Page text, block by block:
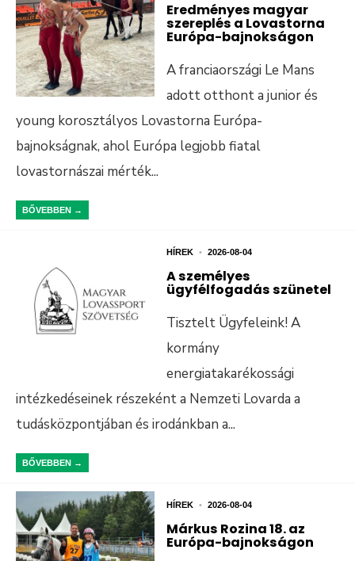
Eredményes magyar
szereplés a Lovastorna
Európa-bajnokságon
A franciaországi Le Mans
adott otthont a junior és
young korosztályos Lovastorna Európa-
bajnokságnak, ahol Európa legjobb fiatal
lovastornászai mérték...
BŐVEBBEN →
HÍREK • 2026-08-04
A személyes
ügyfélfogadás szünetel
Tisztelt Ügyfeleink! A
kormány
energiatakarékossági
intézkedéseinek részeként a Nemzeti Lovarda a
tudásközpontjában és irodánkban a...
BŐVEBBEN →
HÍREK • 2026-08-04
Márkus Rozina 18. az
Európa-bajnokságon